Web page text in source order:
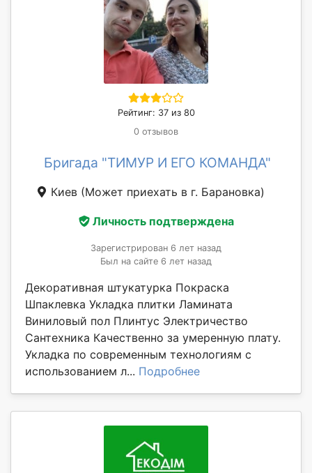
Рейтинг: 37 из 80
0 отзывов
Бригада "ТИМУР И ЕГО КОМАНДА"
Киев (Может приехать в г. Барановка)
Личность подтверждена
Зарегистрирован 6 лет назад
Был на сайте 6 лет назад
Декоративная штукатурка Покраска
Шпаклевка Укладка плитки Ламината
Виниловый пол Плинтус Электричество
Сантехника Качественно за умеренную плату.
Укладка по современным технологиям с
использованием л... Подробнее